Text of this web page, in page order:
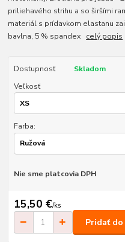
priliehavého strihu a so širšími
materiál s prídavkom elastanu
bavlna, 5 % spandex celý popis
Dostupnosť
Skladom
Veľkosť
Farba:
Nie sme platcovia DPH
15,50 €/ks
Pridať